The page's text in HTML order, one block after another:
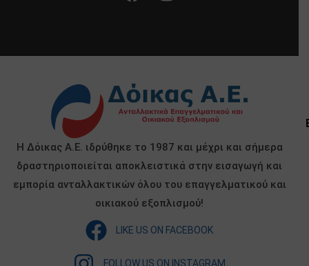
Η Δόικας Α.Ε. ιδρύθηκε το 1987 και μέχρι και σήμερα
δραστηριοποιείται αποκλειστικά στην εισαγωγή και
εμπορία ανταλλακτικών όλου του επαγγελματικού και
οικιακού εξοπλισμού!
LIKE US ON FACEBOOK
FOLLOW US ON INSTAGRAM